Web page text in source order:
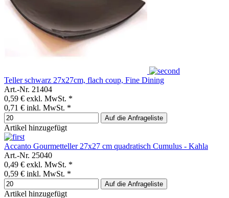
Teller schwarz 27x27cm, flach coup, Fine Dining
Art.-Nr. 21404
0,59 € exkl. MwSt. *
0,71 € inkl. MwSt. *
Auf die Anfrageliste
Artikel hinzugefügt
Accanto Gourmetteller 27x27 cm quadratisch Cumulus - Kahla
Art.-Nr. 25040
0,49 € exkl. MwSt. *
0,59 € inkl. MwSt. *
Auf die Anfrageliste
Artikel hinzugefügt